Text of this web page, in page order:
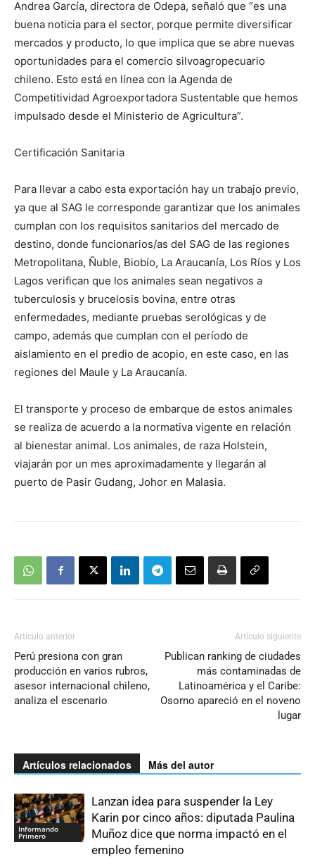
Andrea García, directora de Odepa, señaló que “es una
buena noticia para el sector, porque permite diversificar
mercados y producto, lo que implica que se abre nuevas
oportunidades para el comercio silvoagropecuario
chileno. Esto está en línea con la Agenda de
Competitividad Agroexportadora Sustentable que hemos
impulsado desde el Ministerio de Agricultura”.
Certificación Sanitaria
Para llevar a cabo esta exportación hay un trabajo previo,
ya que al SAG le corresponde garantizar que los animales
cumplan con los requisitos sanitarios del mercado de
destino, donde funcionarios/as del SAG de las regiones
Metropolitana, Ñuble, Biobío, La Araucanía, Los Ríos y Los
Lagos verifican que los animales sean negativos a
tuberculosis y brucelosis bovina, entre otras
enfermedades, mediante pruebas serológicas y de
campo, además que cumplan con el período de
aislamiento en el predio de acopio, en este caso, en las
regiones del Maule y La Araucanía.
El transporte y proceso de embarque de estos animales
se realiza de acuerdo a la normativa vigente en relación
al bienestar animal. Los animales, de raza Holstein,
viajarán por un mes aproximadamente y llegarán al
puerto de Pasir Gudang, Johor en Malasia.
Artículo anterior
Perú presiona con gran
producción en varios rubros,
asesor internacional chileno,
analiza el escenario
Artículo siguiente
Publican ranking de ciudades
más contaminadas de
Latinoamérica y el Caribe:
Osorno apareció en el noveno
lugar
Artículos relacionados Más del autor
Informando
Primero
Lanzan idea para suspender la Ley
Karin por cinco años: diputada Paulina
Muñoz dice que norma impactó en el
empleo femenino